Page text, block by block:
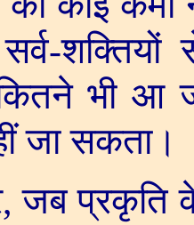
भी आ
जा सकता।
,जब प्रकृति